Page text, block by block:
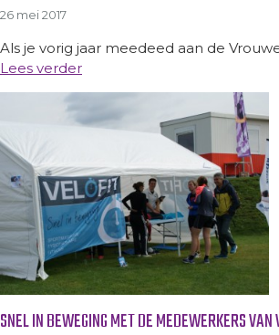
26 mei 2017
Als je vorig jaar meedeed aan de
Lees verder
SNEL IN BEWEGING MET DE MEDEWERKERS VAN